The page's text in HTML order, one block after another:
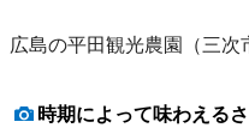
広島の平田観光農園（三次
時期によって味わえる